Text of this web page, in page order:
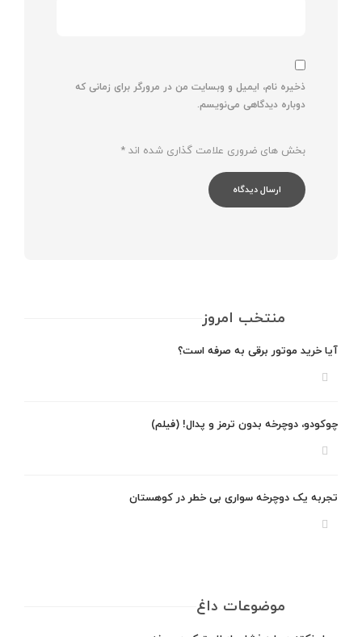
ذخیره نام، ایمیل و وبسایت من در مرورگر برای زمانی که
دوباره دیدگاهی می‌نویسم.
بخش های ضروری علامت گذاری شده اند *
منتخب امروز
آیا خرید موتور برقی به صرفه است؟
چوکودو، دوچرخه بدون ترمز و پدال! (فیلم)
تجربه یک دوچرخه سواری بی خطر در کوهستان
موضوعات داغ